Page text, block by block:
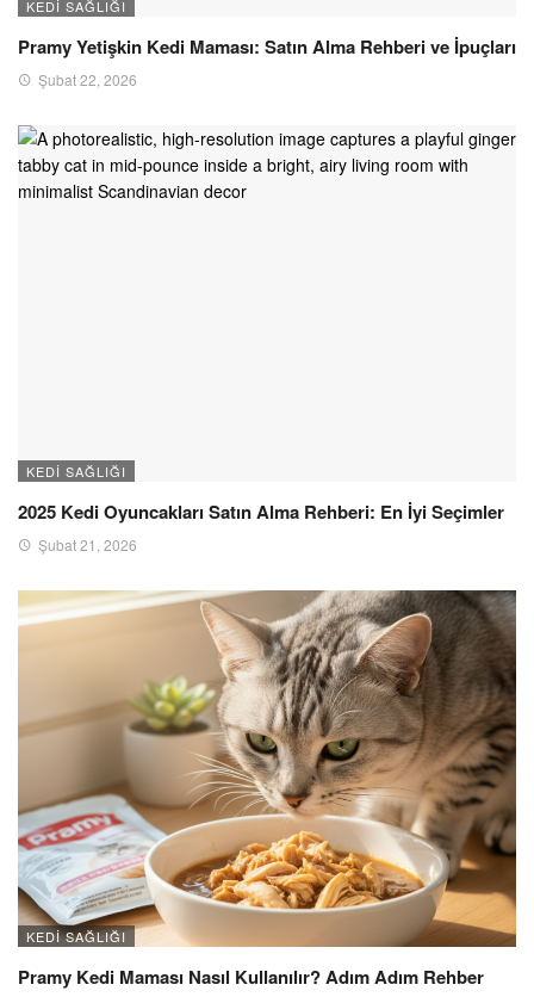
KEDI SAĞLIĞI
Pramy Yetişkin Kedi Maması: Satın Alma Rehberi ve İpuçları
Şubat 22, 2026
KEDI SAĞLIĞI
2025 Kedi Oyuncakları Satın Alma Rehberi: En İyi Seçimler
Şubat 21, 2026
KEDI SAĞLIĞI
Pramy Kedi Maması Nasıl Kullanılır? Adım Adım Rehber